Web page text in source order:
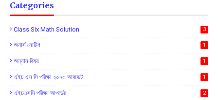
Categories
Class Six Math Solution 3
অনার্স নোটিশ 1
অন্যান বিষয় 1
এইচ এস সি পরিক্ষা ২০২৫ আবডেট 1
এইচএসসি পরিক্ষা আপডেট 2